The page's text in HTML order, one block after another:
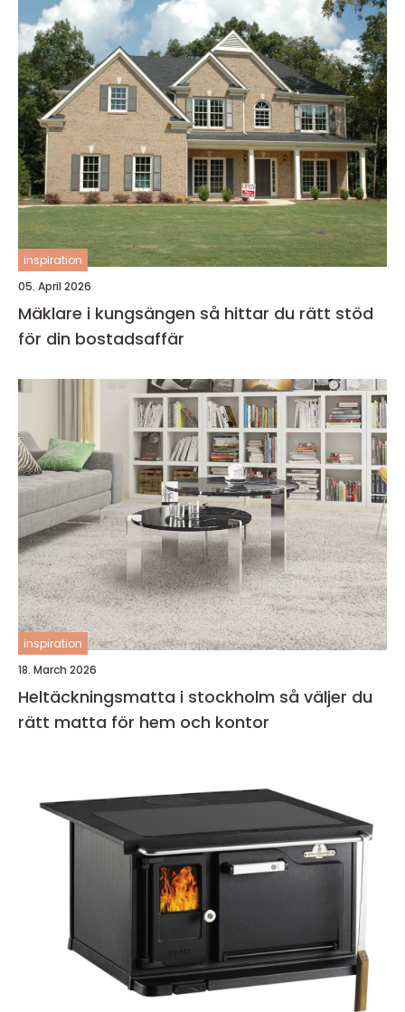
inspiration
05. April 2026
Mäklare i kungsängen så hittar du rätt stöd
för din bostadsaffär
inspiration
18. March 2026
Heltäckningsmatta i stockholm så väljer du
rätt matta för hem och kontor